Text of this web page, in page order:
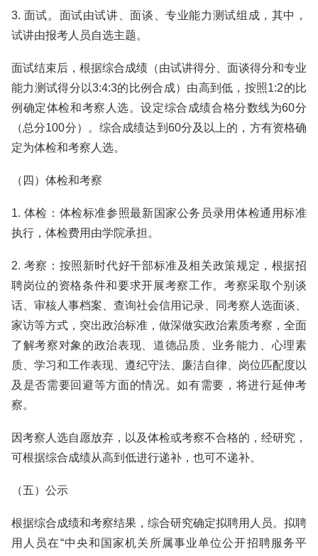
3. 面试。面试由试讲、面谈、专业能力测试组成，其中，
试讲由报考人员自选主题。
面试结束后，根据综合成绩（由试讲得分、面谈得分和专业
能力测试得分以3:4:3的比例合成）由高到低，按照1:2的比
例确定体检和考察人选。设定综合成绩合格分数线为60分
（总分100分）。综合成绩达到60分及以上的，方有资格确
定为体检和考察人选。
（四）体检和考察
1. 体检：体检标准参照最新国家公务员录用体检通用标准
执行，体检费用由学院承担。
2. 考察：按照新时代好干部标准及相关政策规定，根据招
聘岗位的资格条件和要求开展考察工作。考察采取个别谈
话、审核人事档案、查询社会信用记录、同考察人选面谈、
家访等方式，突出政治标准，做深做实政治素质考察，全面
了解考察对象的政治表现、道德品质、业务能力、心理素
质、学习和工作表现、遵纪守法、廉洁自律、岗位匹配度以
及是否需要回避等方面的情况。如有需要，将进行延伸考
察。
因考察人选自愿放弃，以及体检或考察不合格的，经研究，
可根据综合成绩从高到低进行递补，也可不递补。
（五）公示
根据综合成绩和考察结果，综合研究确定拟聘用人员。拟聘
用人员在“中央和国家机关所属事业单位公开招聘服务平